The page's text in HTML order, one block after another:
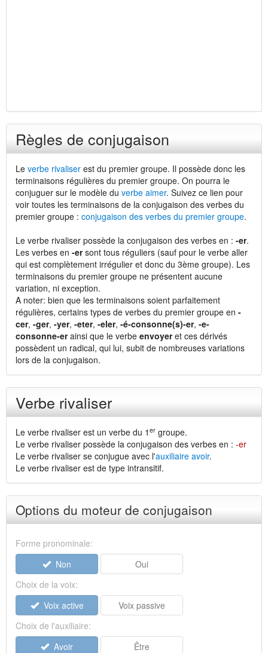
Règles de conjugaison
Le verbe rivaliser est du premier groupe. Il possède donc les
terminaisons régulières du premier groupe. On pourra le
conjuguer sur le modèle du verbe aimer. Suivez ce lien pour
voir toutes les terminaisons de la conjugaison des verbes du
premier groupe : conjugaison des verbes du premier groupe.
Le verbe rivaliser possède la conjugaison des verbes en : -er.
Les verbes en -ersont tous réguliers (sauf pour le verbe aller
qui est complètement irrégulier et donc du 3ème groupe). Les
terminaisons du premier groupe ne présentent aucune
variation, ni exception.
A noter: bien que les terminaisons soient parfaitement
régulières, certains types de verbes du premier groupe en -
cer, -ger, -yer, -eter, -eler, -é-consonne(s)-er, -e-
consonne-erainsi que le verbe envoyeret ces dérivés
possèdent un radical, qui lui, subit de nombreuses variations
lors de la conjugaison.
Verbe rivaliser
Le verbe rivaliser est un verbe du 1 er groupe.
Le verbe rivaliser possède la conjugaison des verbes en : -er
Le verbe rivaliser se conjugue avec l'auxiliaire avoir.
Le verbe rivaliser est de type intransitif.
Options du moteur de conjugaison
Forme pronominale:
Non
Oui
Choix de la voix:
Voix active
Voix passive
Choix de l'auxiliaire:
Avoir
Être